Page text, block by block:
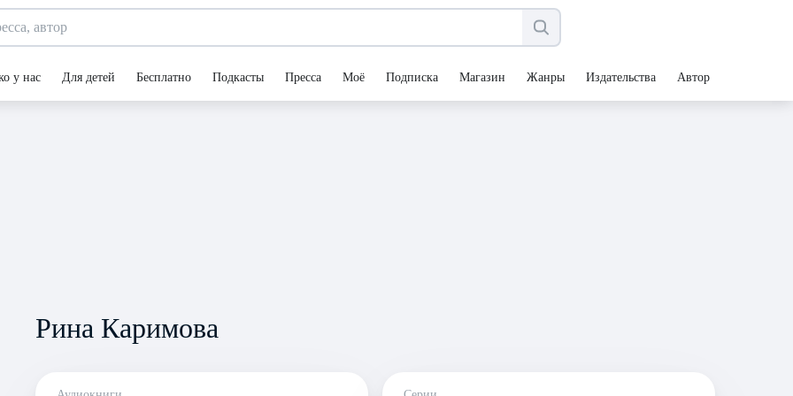
у нас Для детей Бесплатно Подкасты Пресса Моё Подписка Магазин Жанры Издательства Авторы
Рина Каримова